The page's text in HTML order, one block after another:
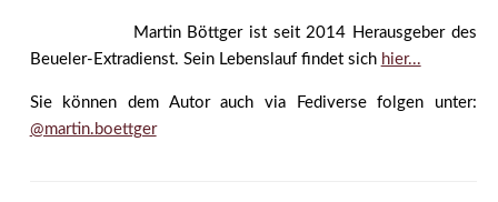
Martin Böttger ist seit 2014 Herausgeber des
Beueler-Extradienst. Sein Lebenslauf findet sich hier...
Sie können dem Autor auch via Fediverse folgen unter:
@martin.boettger